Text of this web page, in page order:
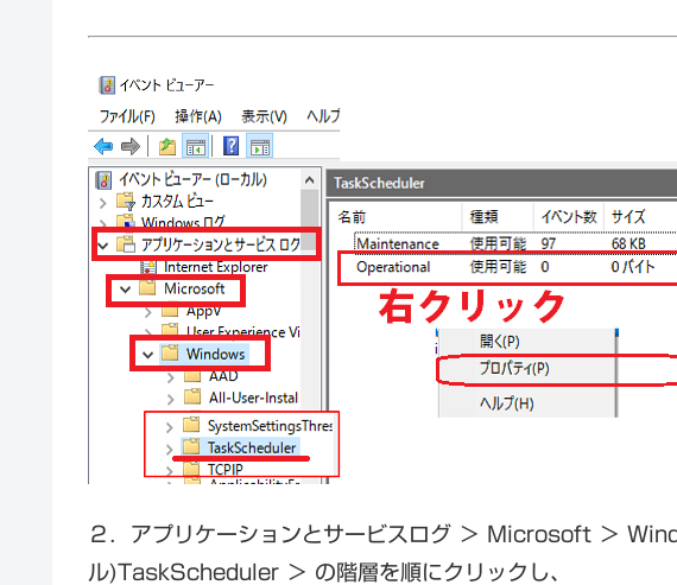
２．アプリケーションとサービスログ ＞ Microsoft ＞
ル)TaskScheduler ＞ の階層を順にクリックし、